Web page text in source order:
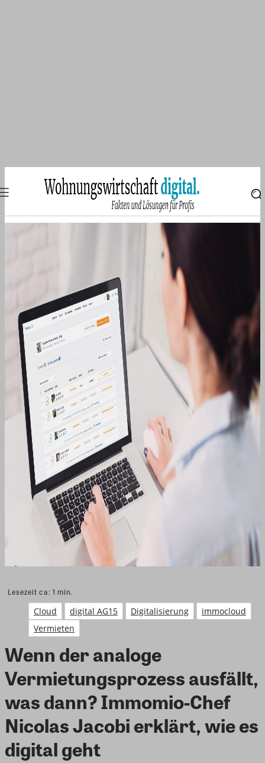
Lesezeit ca: 1 min.
Cloud digital AG15 Digitalisierung
immocloud
Vermieten
Wenn der analoge
Vermietungsprozess ausfällt,
was dann? Immomio-Chef
Nicolas Jacobi erklärt, wie es
digital geht